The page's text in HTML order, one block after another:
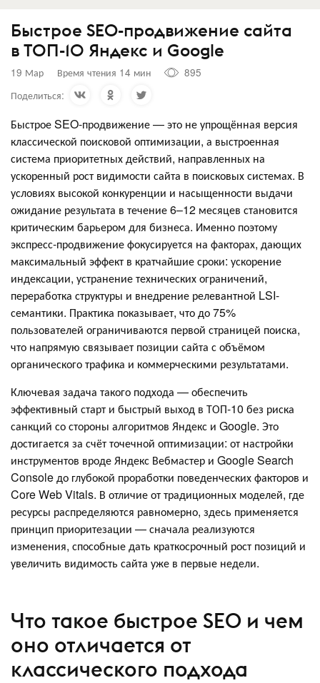
Быстрое SEO-продвижение сайта
в ТОП-10 Яндекс и Google
19 Мар Время чтения 14 мин
895
Поделиться:
Быстрое SEO-продвижение — это не упрощённая версия
классической поисковой оптимизации, а выстроенная
система приоритетных действий, направленных на
ускоренный рост видимости сайта в поисковых системах. В
условиях высокой конкуренции и насыщенности выдачи
ожидание результата в течение 6–12 месяцев становится
критическим барьером для бизнеса. Именно поэтому
экспресс-продвижение фокусируется на факторах, дающих
максимальный эффект в кратчайшие сроки: ускорение
индексации, устранение технических ограничений,
переработка структуры и внедрение релевантной LSI-
семантики. Практика показывает, что до 75%
пользователей ограничиваются первой страницей поиска,
что напрямую связывает позиции сайта с объёмом
органического трафика и коммерческими результатами.
Ключевая задача такого подхода — обеспечить
эффективный старт и быстрый выход в ТОП-10 без риска
санкций со стороны алгоритмов Яндекс и Google. Это
достигается за счёт точечной оптимизации: от настройки
инструментов вроде Яндекс Вебмастер и Google Search
Console до глубокой проработки поведенческих факторов и
Core Web Vitals. В отличие от традиционных моделей, где
ресурсы распределяются равномерно, здесь применяется
принцип приоритезации — сначала реализуются
изменения, способные дать краткосрочный рост позиций и
увеличить видимость сайта уже в первые недели.
Что такое быстрое SEO и чем
оно отличается от
классического подхода